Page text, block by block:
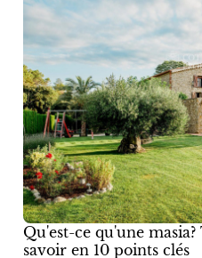
Qu'est-ce qu'une
savoir en 10 points clés